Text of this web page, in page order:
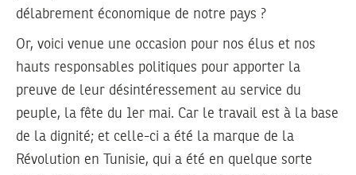
délabrement économique de notre pays ?
Or, voici venue une occasion pour nos élus et nos
hauts responsables politiques pour apporter la
preuve de leur désintéressement au service du
peuple, la fête du 1er mai. Car le travail est à la base
de la dignité; et celle-ci a été la marque de la
Révolution en Tunisie, qui a été en quelque sorte